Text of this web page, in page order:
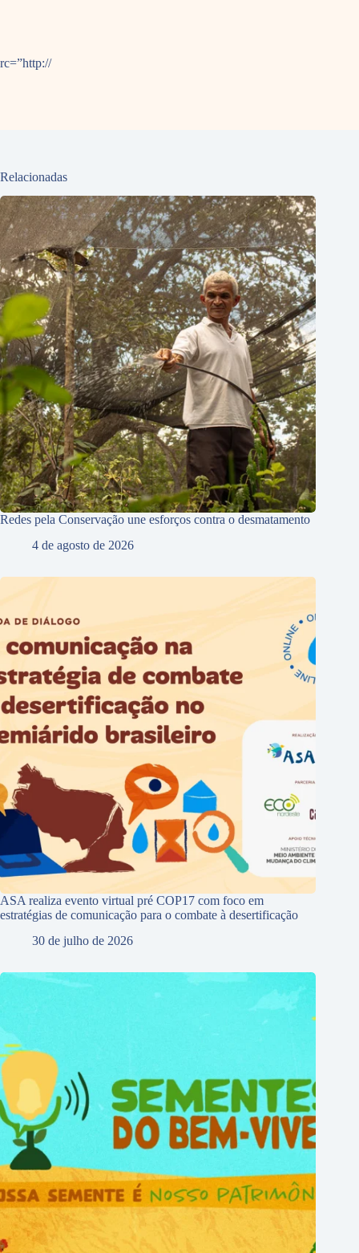
rc=”http://
Relacionadas
Redes pela Conservação une esforços contra o desmatamento
4 de agosto de 2026
ASA realiza evento virtual pré COP17 com foco em
estratégias de comunicação para o combate à desertificação
30 de julho de 2026